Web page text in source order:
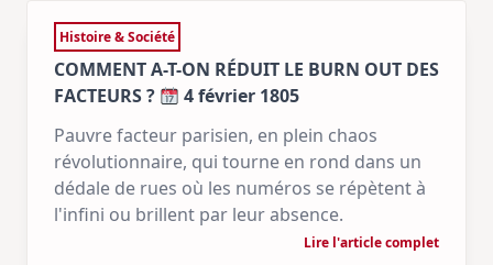
Histoire & Société
COMMENT A-T-ON RÉDUIT LE BURN OUT DES
FACTEURS ?
4 février 1805
Pauvre facteur parisien, en plein chaos
révolutionnaire, qui tourne en rond dans un
dédale de rues où les numéros se répètent à
l'infini ou brillent par leur absence.
Lire l'article complet